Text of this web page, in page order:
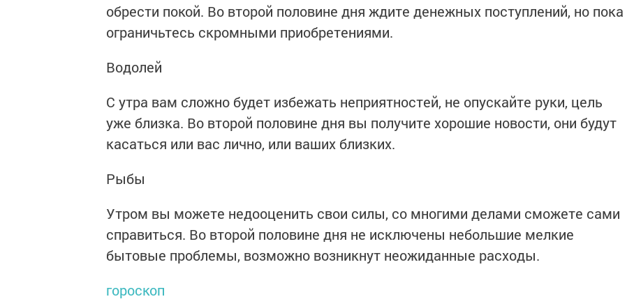
обрести покой. Во второй половине дня ждите денежных поступлений, но пока
ограничьтесь скромными приобретениями.
Водолей
С утра вам сложно будет избежать неприятностей, не опускайте руки, цель
уже близка. Во второй половине дня вы получите хорошие новости, они будут
касаться или вас лично, или ваших близких.
Рыбы
Утром вы можете недооценить свои силы, со многими делами сможете сами
справиться. Во второй половине дня не исключены небольшие мелкие
бытовые проблемы, возможно возникнут неожиданные расходы.
гороскоп